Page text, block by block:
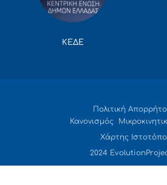
ΚΕΔΕ
Πολιτική
Κανονισμός
Χάρτης
2024